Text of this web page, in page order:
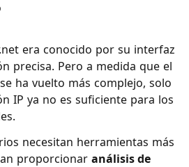
era conocido por su interfaz
precisa. Pero a medida que el
ha vuelto más complejo, solo
IP ya no es suficiente para los
necesitan herramientas más
proporcionar análisis de